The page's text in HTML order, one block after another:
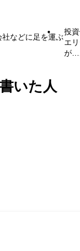
社などに足を運ぶ
投
エ
が…
いた人